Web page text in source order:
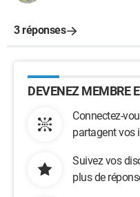
3 réponses
DEVENEZ MEMBRE
Connectez-
partagent vos
Suivez vos
plus de